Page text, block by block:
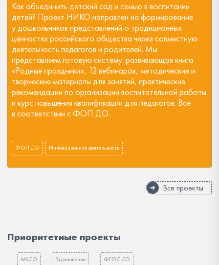
Как объединить детский сад и семью в воспитании
детей? Проект НИКО направлен на формирование
у дошкольников представлений о традиционных
ценностях российского общества через совместную
деятельность педагогов и родителей. Мы
представляем готовую систему: развивающая книга
«Родные праздники», 12 вебинаров, методические и
творческие материалы для занятий, практические
рекомендации по организации воспитательной работы
и курс повышения квалификации для педагогов. Все
в соответствии с ФОП ДО.
ФОП ДО Инновационная деятельность
Все проекты
Приоритетные проекты
МКДО Вдохновение ФГОС ДО